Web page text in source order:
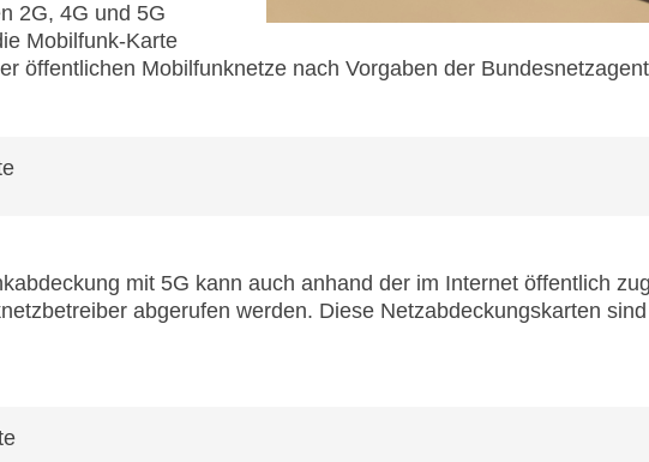
2G, 4G und 5G
Mobilfunk-Karte
öffentlichen Mobilfunknetze nach Vorgaben der
mit 5G kann auch anhand der im Internet öffentlich
abgerufen werden. Diese Netzabdeckungskarten